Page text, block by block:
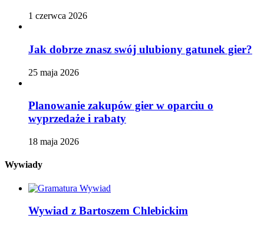
1 czerwca 2026
Jak dobrze znasz swój ulubiony gatunek gier?
25 maja 2026
Planowanie zakupów gier w oparciu o
wyprzedaże i rabaty
18 maja 2026
Wywiady
Wywiad z Bartoszem Chlebickim